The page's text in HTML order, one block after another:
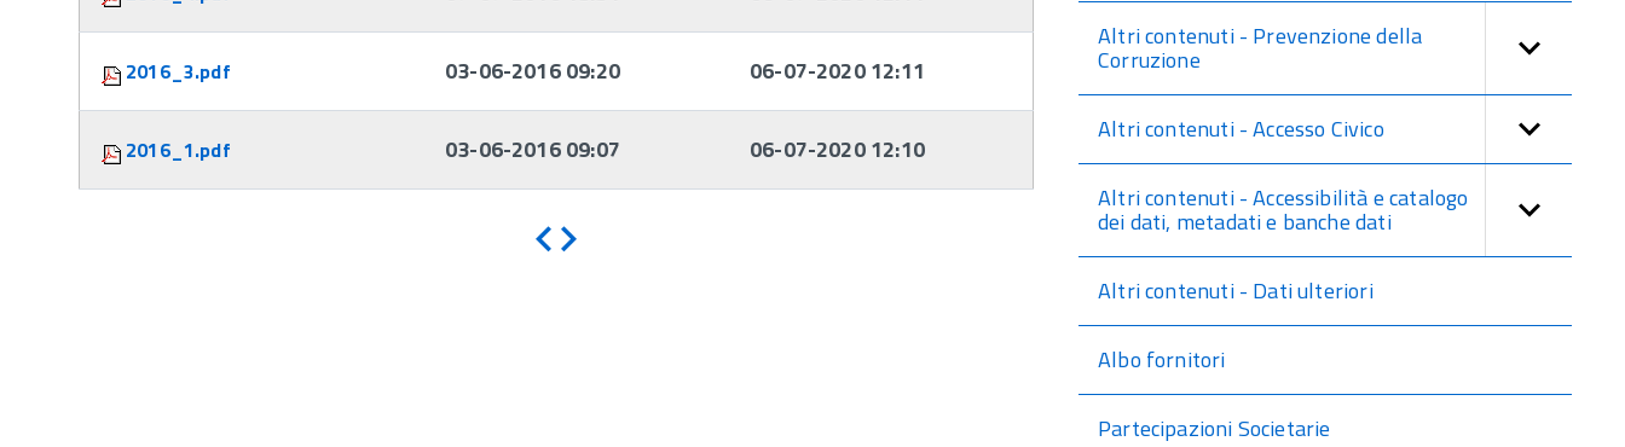
2016_3.pdf 03-06-2016 09:20 06-07-2020 12:11
2016_1.pdf 03-06-2016 09:07 06-07-2020 12:10
Indietro
Altri contenuti - Prevenzione della
Corruzione
Altri contenuti - Accesso Civico
Altri contenuti - Accessibilità e catalogo
dei dati, metadati e banche dati
Altri contenuti - Dati ulteriori
Albo fornitori
Partecipazioni Societarie